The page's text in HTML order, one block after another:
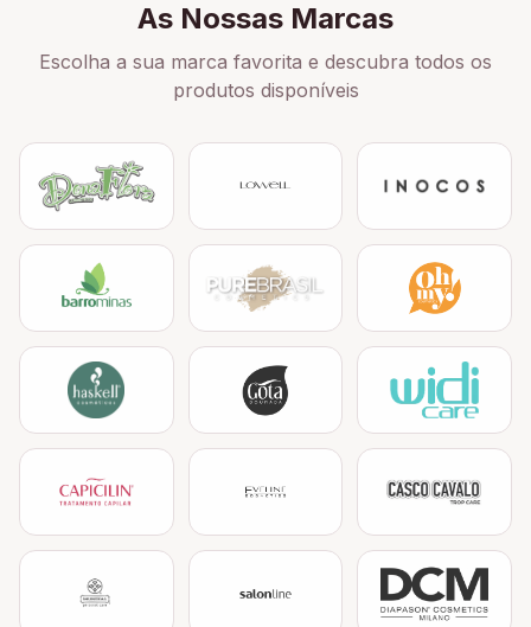
As Nossas Marcas
Escolha a sua marca favorita e descubra todos os
produtos disponíveis